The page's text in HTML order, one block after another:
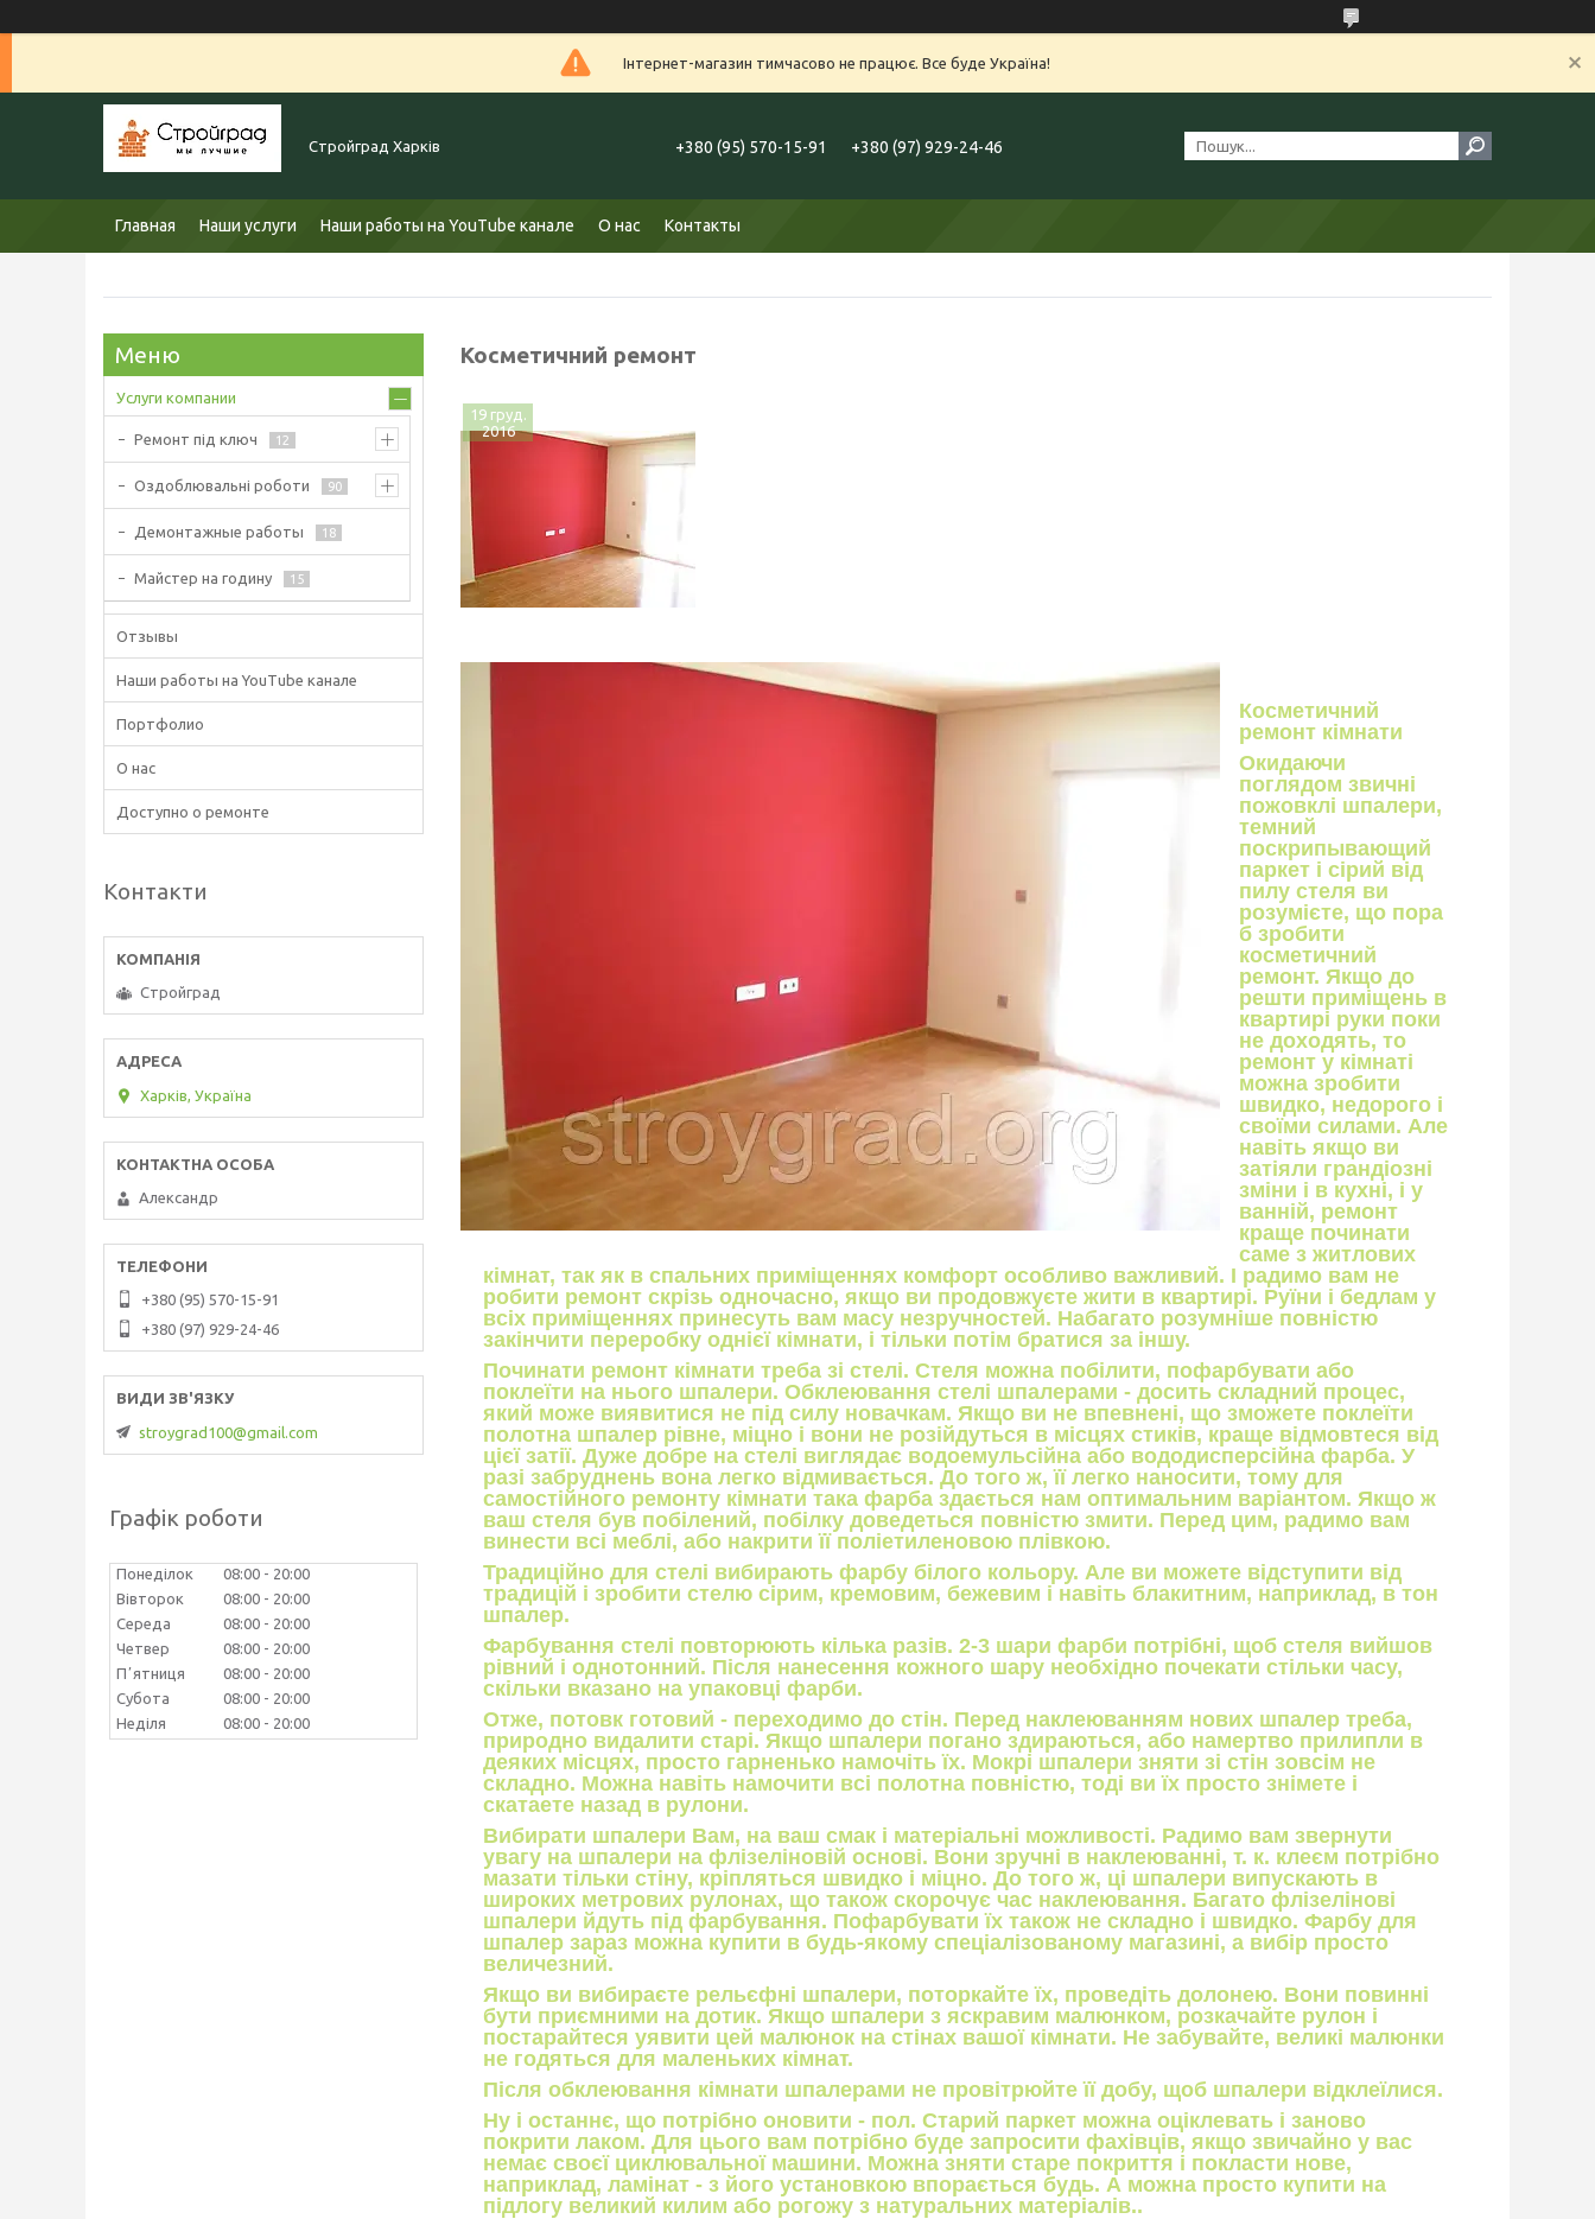
Інтернет-магазин тимчасово не працює. Все буде Україна!
Стройград Харків +380 (95) 570-15-91 +380 (97) 929-24-46
Главная Наши услуги Наши работы на YouTube канале О нас Контакты
Косметичний ремонт
19 груд.
2016
Косметичний
ремонт кімнати
Окидаючи
поглядом звичні
пожовклі шпалери,
темний
поскрипывающий
паркет і сірий від
пилу стеля ви
розумієте, що пора
б зробити
косметичний
ремонт. Якщо до
решти приміщень в
квартирі руки поки
не доходять, то
ремонт у кімнаті
можна зробити
швидко, недорого і
своїми силами. Але
навіть якщо ви
затіяли грандіозні
зміни і в кухні, і у
ванній, ремонт
краще починати
саме з житлових
кімнат, так як в спальних приміщеннях комфорт особливо важливий. І радимо вам не
робити ремонт скрізь одночасно, якщо ви продовжуєте жити в квартирі. Руїни і бедлам у
всіх приміщеннях принесуть вам масу незручностей. Набагато розумніше повністю
закінчити переробку однієї кімнати, і тільки потім братися за іншу.
Починати ремонт кімнати треба зі стелі. Стеля можна побілити, пофарбувати або
поклеїти на нього шпалери. Обклеювання стелі шпалерами - досить складний процес,
який може виявитися не під силу новачкам. Якщо ви не впевнені, що зможете поклеїти
полотна шпалер рівне, міцно і вони не розійдуться в місцях стиків, краще відмовтеся від
цієї затії. Дуже добре на стелі виглядає водоемульсійна або вододисперсійна фарба. У
разі забруднень вона легко відмивається. До того ж, її легко наносити, тому для
самостійного ремонту кімнати така фарба здається нам оптимальним варіантом. Якщо ж
ваш стеля був побілений, побілку доведеться повністю змити. Перед цим, радимо вам
винести всі меблі, або накрити її поліетиленовою плівкою.
Традиційно для стелі вибирають фарбу білого кольору. Але ви можете відступити від
традицій і зробити стелю сірим, кремовим, бежевим і навіть блакитним, наприклад, в тон
шпалер.
Фарбування стелі повторюють кілька разів. 2-3 шари фарби потрібні, щоб стеля вийшов
рівний і однотонний. Після нанесення кожного шару необхідно почекати стільки часу,
скільки вказано на упаковці фарби.
Отже, потовк готовий - переходимо до стін. Перед наклеюванням нових шпалер треба,
природно видалити старі. Якщо шпалери погано здираються, або намертво прилипли в
деяких місцях, просто гарненько намочіть їх. Мокрі шпалери зняти зі стін зовсім не
складно. Можна навіть намочити всі полотна повністю, тоді ви їх просто знімете і
скатаете назад в рулони.
Вибирати шпалери Вам, на ваш смак і матеріальні можливості. Радимо вам звернути
увагу на шпалери на флізеліновій основі. Вони зручні в наклеюванні, т. к. клеєм потрібно
мазати тільки стіну, кріпляться швидко і міцно. До того ж, ці шпалери випускають в
широких метрових рулонах, що також скорочує час наклеювання. Багато флізелінові
шпалери йдуть під фарбування. Пофарбувати їх також не складно і швидко. Фарбу для
шпалер зараз можна купити в будь-якому спеціалізованому магазині, а вибір просто
величезний.
Якщо ви вибираєте рельєфні шпалери, поторкайте їх, проведіть долонею. Вони повинні
бути приємними на дотик. Якщо шпалери з яскравим малюнком, розкачайте рулон і
постарайтеся уявити цей малюнок на стінах вашої кімнати. Не забувайте, великі малюнки
не годяться для маленьких кімнат.
Після обклеювання кімнати шпалерами не провітрюйте її добу, щоб шпалери відклеїлися.
Ну і останнє, що потрібно оновити - пол. Старий паркет можна оціклевать і заново
покрити лаком. Для цього вам потрібно буде запросити фахівців, якщо звичайно у вас
немає своєї циклювальної машини. Можна зняти старе покриття і покласти нове,
наприклад, ламінат - з його установкою впорається будь. А можна просто купити на
підлогу великий килим або рогожу з натуральних матеріалів..
Услуги компании
Ремонт під ключ 12
Оздоблювальні роботи 90
Демонтажные работы 18
Майстер на годину 15
Отзывы
Наши работы на YouTube канале
Портфолио
О нас
Доступно о ремонте
Контакти
Стройград
Харків, Україна
Александр
+380 (95) 570-15-91
+380 (97) 929-24-46
stroygrad100@gmail.com
Графік роботи
Понеділок 08:00
20:00
Вівторок
08:00
20:00
Середа
08:00
20:00
Четвер
08:00
20:00
Пʼятниця
08:00
20:00
Субота
08:00
20:00
Неділя
08:00 20:00